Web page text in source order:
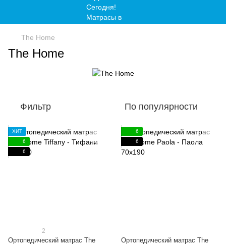
The Home
The Home
Фильтр По популярности
ХИТ
6
6
2
Ортопедический матрас The
6
6
Ортопедический матрас The